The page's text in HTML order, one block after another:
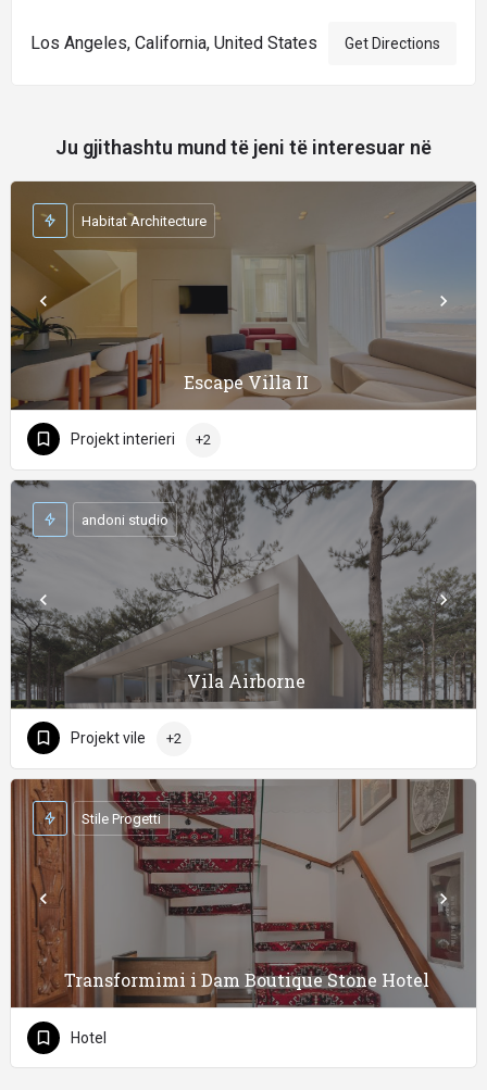
Los Angeles, California, United States Get Directions
Ju gjithashtu mund të jeni të interesuar në
Escape Villa II
Habitat Architecture
Projekt interieri +2
Vila Airborne
andoni studio
Projekt vile +2
Transformimi i Dam Boutique Stone Hotel
Stile Progetti
Hotel